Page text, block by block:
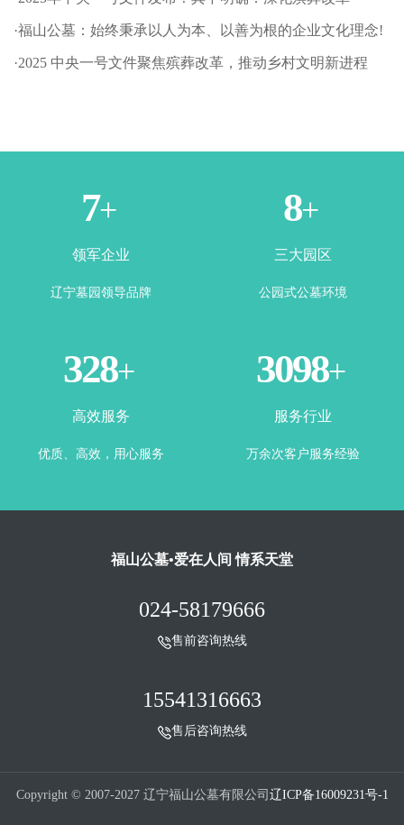
·福山公墓：始终秉承以人为本、以善为根的企业文化理念!
·2025 中央一号文件聚焦殡葬改革，推动乡村文明新进程
1+
领军企业
辽宁墓园领导品牌
3+
三大园区
公园式公墓环境
365+
高效服务
优质、高效，用心服务
3500+
服务行业
万余次客户服务经验
福山公墓•爱在人间 情系天堂
024-58179666
售前咨询热线
15541316663
售后咨询热线
Copyright © 2007-2027 辽宁福山公墓有限公司 辽ICP备16009231号-1